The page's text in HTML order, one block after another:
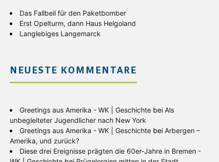
Das Fallbeil für den Paketbomber
Erst Opelturm, dann Haus Helgoland
Langlebiges Langemarck
NEUESTE KOMMENTARE
Greetings aus Amerika - WK | Geschichte bei Als
unbegleiteter Jugendlicher nach New York
Greetings aus Amerika - WK | Geschichte bei Arbergen –
Amerika, und zurück?
Diese drei Ereignisse prägten die 60er-Jahre in Bremen -